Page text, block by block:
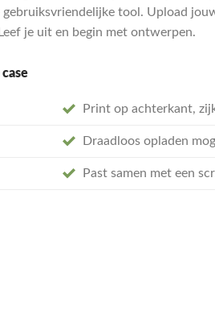
tool. Upload
je uit en begin met ontwerpen.
Print op achterkant,
Draadloos opladen
Past samen met een
aantal